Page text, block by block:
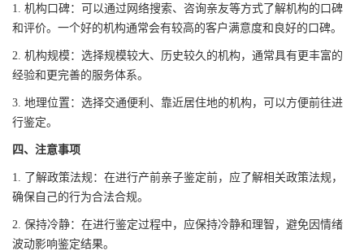
1. 机构口碑：可以通过网络搜索、咨询亲友等方式了解机构的口碑
和评价。一个好的机构通常会有较高的客户满意度和良好的口碑。
2. 机构规模：选择规模较大、历史较久的机构，通常具有更丰富的
经验和更完善的服务体系。
3. 地理位置：选择交通便利、靠近居住地的机构，可以方便前往进
行鉴定。
四、注意事项
1. 了解政策法规：在进行产前亲子鉴定前，应了解相关政策法规，
确保自己的行为合法合规。
2. 保持冷静：在进行鉴定过程中，应保持冷静和理智，避免因情绪
波动影响鉴定结果。